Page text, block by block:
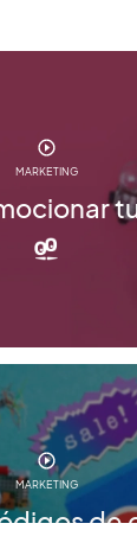
MARKETING
MARKETING
de